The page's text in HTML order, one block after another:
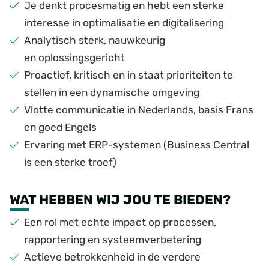
Je denkt procesmatig en hebt een sterke
interesse in optimalisatie en digitalisering
Analytisch sterk, nauwkeurig
en oplossingsgericht
Proactief, kritisch en in staat prioriteiten te
stellen in een dynamische omgeving
Vlotte communicatie in Nederlands, basis Frans
en goed Engels
Ervaring met ERP-systemen (Business Central
is een sterke troef)
WAT HEBBEN WIJ JOU TE BIEDEN?
Een rol met echte impact op processen,
rapportering en systeemverbetering
Actieve betrokkenheid in de verdere